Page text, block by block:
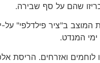
שהם על סף שבירה.
ב"ציר פילדלפי"
המנדט.
ואזרחים. הריסת